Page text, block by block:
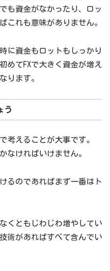
も資金がなかったり、ロッ
これも意味がありません。
に資金もロットもしっかり
めてFXで大きく資金が増え
ります。
う
考えることが大事です。
なければいけません。
るのであればまず一番はト
くともじわじわ増やしてい
術があればすべて含んでい